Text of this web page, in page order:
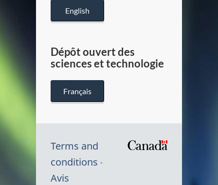
English
Dépôt ouvert des
sciences et technologie
Français
Terms and
conditions
Avis